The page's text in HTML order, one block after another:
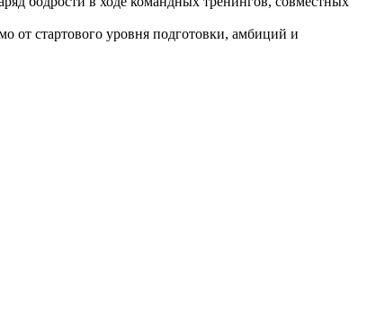
от стартового уровня подготовки, амбиций и